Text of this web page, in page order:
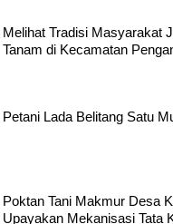
Melihat Tradisi Masyarakat
Tanam di Kecamatan
Petani Lada Belitang Satu
Poktan Tani Makmur Desa
Upayakan Mekanisasi Tata